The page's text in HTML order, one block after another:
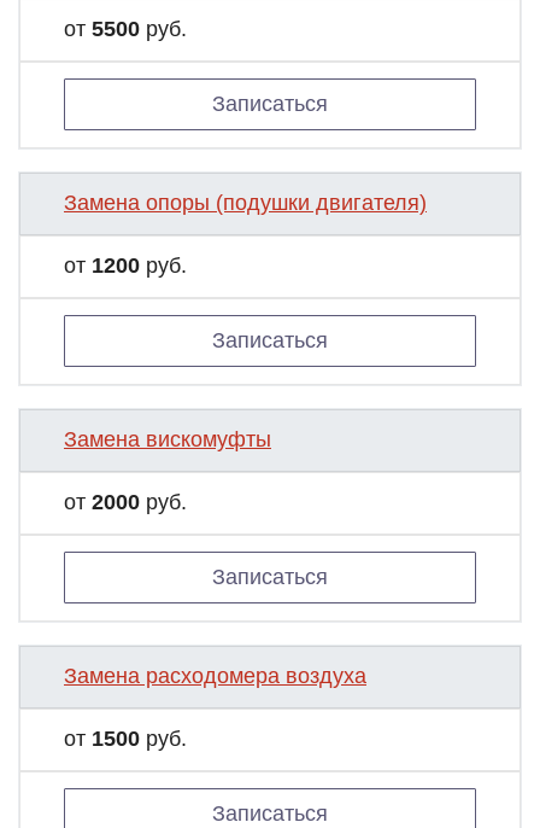
от 5500 руб.
Записаться
Замена опоры (подушки двигателя)
от 1200 руб.
Записаться
Замена вискомуфты
от 2000 руб.
Записаться
Замена расходомера воздуха
от 1500 руб.
Записаться